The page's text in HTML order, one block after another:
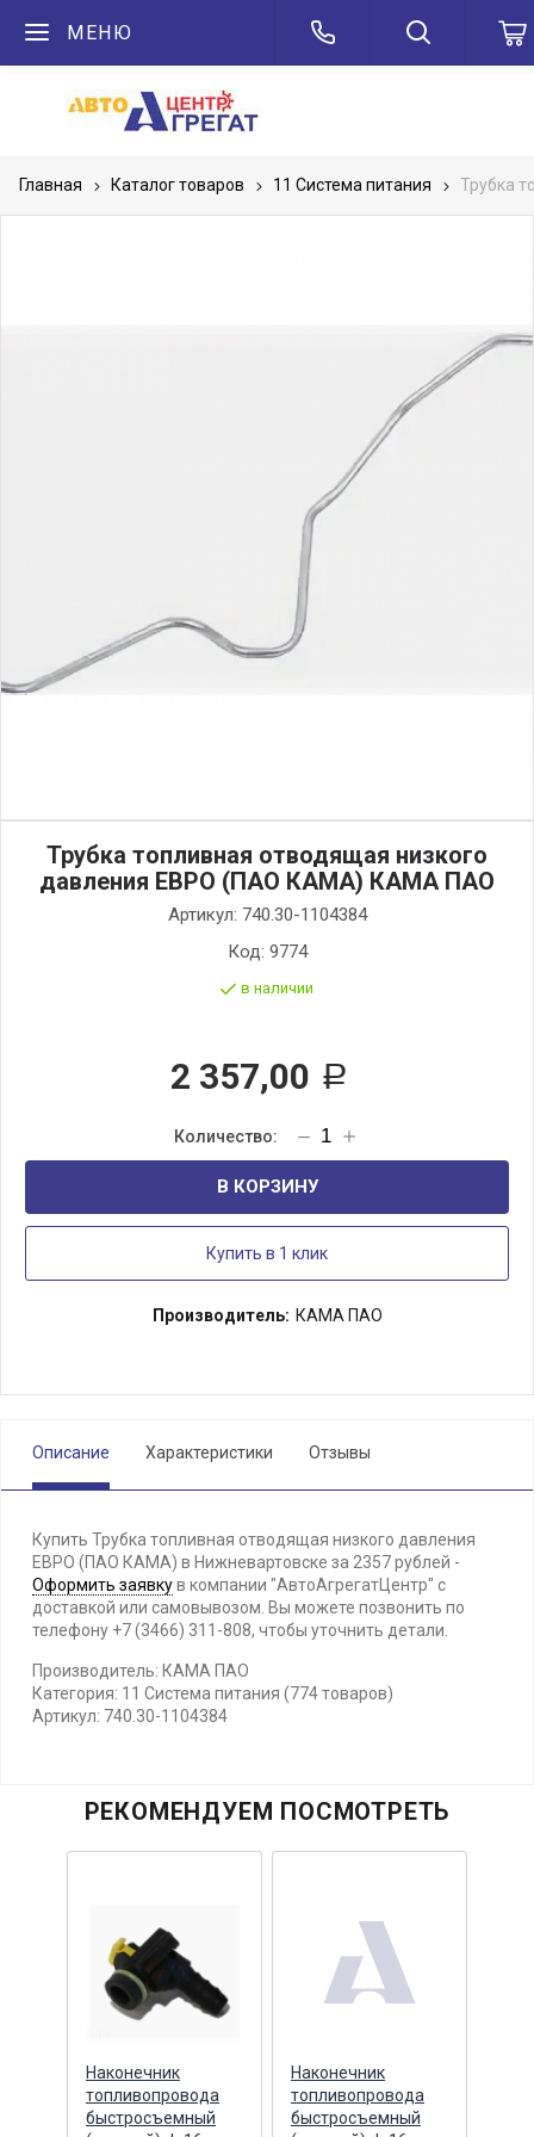
МЕНЮ
Главная Каталог товаров 11 Система питания Трубка
Трубка топливная отводящая низкого
давления ЕВРО (ПАО КАМА) КАМА ПАО
Артикул: 740.30-1104384
Код: 9774
в наличии
2 357,00 Р
В КОРЗИНУ
Купить в 1 клик
Производитель: КАМА ПАО
Описание Характеристики Отзывы
Купить Трубка топливная отводящая низкого давления
ЕВРО (ПАО КАМА) в Нижневартовске за 2357 рублей -
Оформить заявкув компании "АвтоАгрегатЦентр" с
доставкой или самовывозом. Вы можете позвонить по
телефону +7 (3466) 311-808, чтобы уточнить детали.
Производитель: КАМА ПАО
Категория: 11 Система питания (774 товаров)
Артикул: 740.30-1104384
РЕКОМЕНДУЕМ ПОСМОТРЕТЬ
Наконечник
топливопровода
быстросъемный
Наконечник
топливопровода
быстросъемный